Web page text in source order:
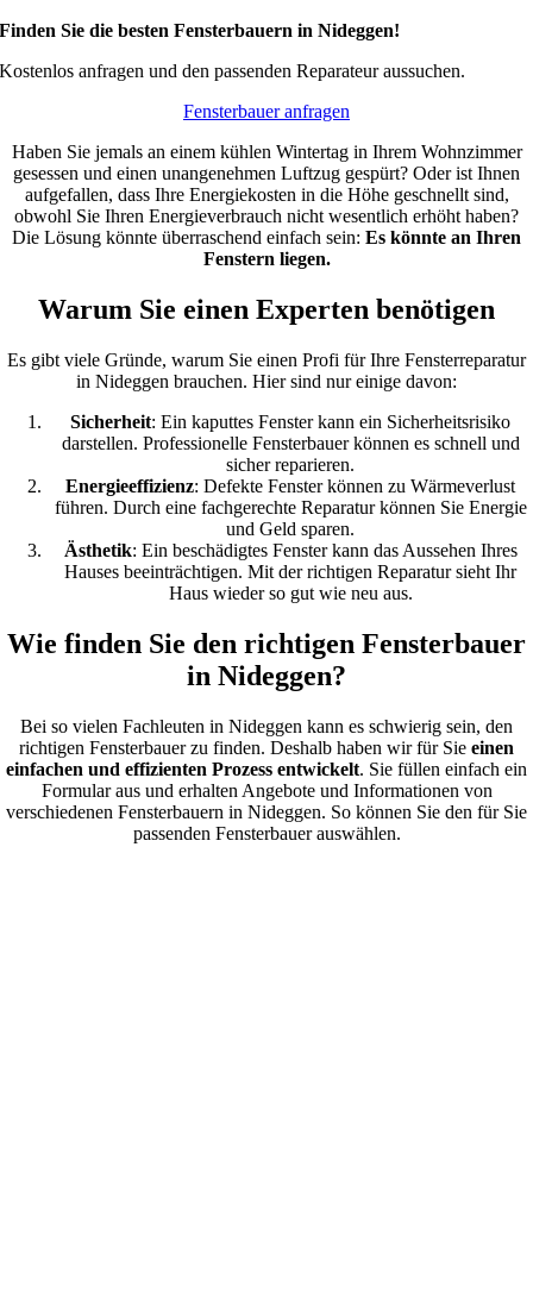
Finden Sie die besten Fensterbauern in Nideggen!
Kostenlos anfragen und den passenden Reparateur aussuchen.
Fensterbauer anfragen
Haben Sie jemals an einem kühlen Wintertag in Ihrem Wohnzimmer
gesessen und einen unangenehmen Luftzug gespürt? Oder ist Ihnen
aufgefallen, dass Ihre Energiekosten in die Höhe geschnellt sind,
obwohl Sie Ihren Energieverbrauch nicht wesentlich erhöht haben?
Die Lösung könnte überraschend einfach sein: Es könnte an Ihren
Fenstern liegen.
Warum Sie einen Experten benötigen
Es gibt viele Gründe, warum Sie einen Profi für Ihre Fensterreparatur
in Nideggen brauchen. Hier sind nur einige davon:
Sicherheit: Ein kaputtes Fenster kann ein Sicherheitsrisiko
darstellen. Professionelle Fensterbauer können es schnell und
sicher reparieren.
Energieeffizienz: Defekte Fenster können zu Wärmeverlust
führen. Durch eine fachgerechte Reparatur können Sie Energie
und Geld sparen.
Ästhetik: Ein beschädigtes Fenster kann das Aussehen Ihres
Hauses beeinträchtigen. Mit der richtigen Reparatur sieht Ihr
Haus wieder so gut wie neu aus.
Wie finden Sie den richtigen Fensterbauer
in Nideggen?
Bei so vielen Fachleuten in Nideggen kann es schwierig sein, den
richtigen Fensterbauer zu finden. Deshalb haben wir für Sie einen
einfachen und effizienten Prozess entwickelt. Sie füllen einfach ein
Formular aus und erhalten Angebote und Informationen von
verschiedenen Fensterbauern in Nideggen. So können Sie den für Sie
passenden Fensterbauer auswählen.